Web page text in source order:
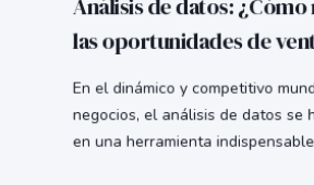
Análisis de datos:
las oportunidades de
En el dinámico y competitivo
negocios, el análisis de datos se
en una herramienta